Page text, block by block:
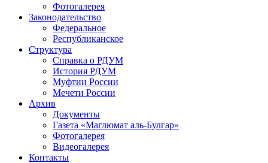
Фотогалерея
Законодательство
Федеральное
Республиканское
Структура
Справка о РДУМ
История РДУМ
Муфтии России
Мечети России
Архив
Документы
Газета «Маглюмат аль-Булгар»
Фотогалерея
Видеогалерея
Контакты